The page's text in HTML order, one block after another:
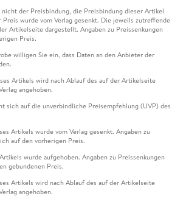
der Preisbindung, die Preisbindung dieser Artikel
wurde vom Verlag gesenkt. Die jeweils zutreffende
Artikelseite dargestellt. Angaben zu Preissenkungen
Preis.
willigen Sie ein, dass Daten an den Anbieter der
Artikels wird nach Ablauf des auf der Artikelseite
angehoben.
sich auf die unverbindliche Preisempfehlung (UVP) des
Artikels wurde vom Verlag gesenkt. Angaben zu
auf den vorherigen Preis.
wurde aufgehoben. Angaben zu Preissenkungen
gebundenen Preis.
Artikels wird nach Ablauf des auf der Artikelseite
angehoben.